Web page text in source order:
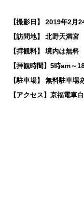
【撮影日】 2019年2月
【訪問地】 北野天満
【拝観料】 境内は無料
【拝観時間】5時am～
【駐車場】 無料駐車場
【アクセス】京福電車